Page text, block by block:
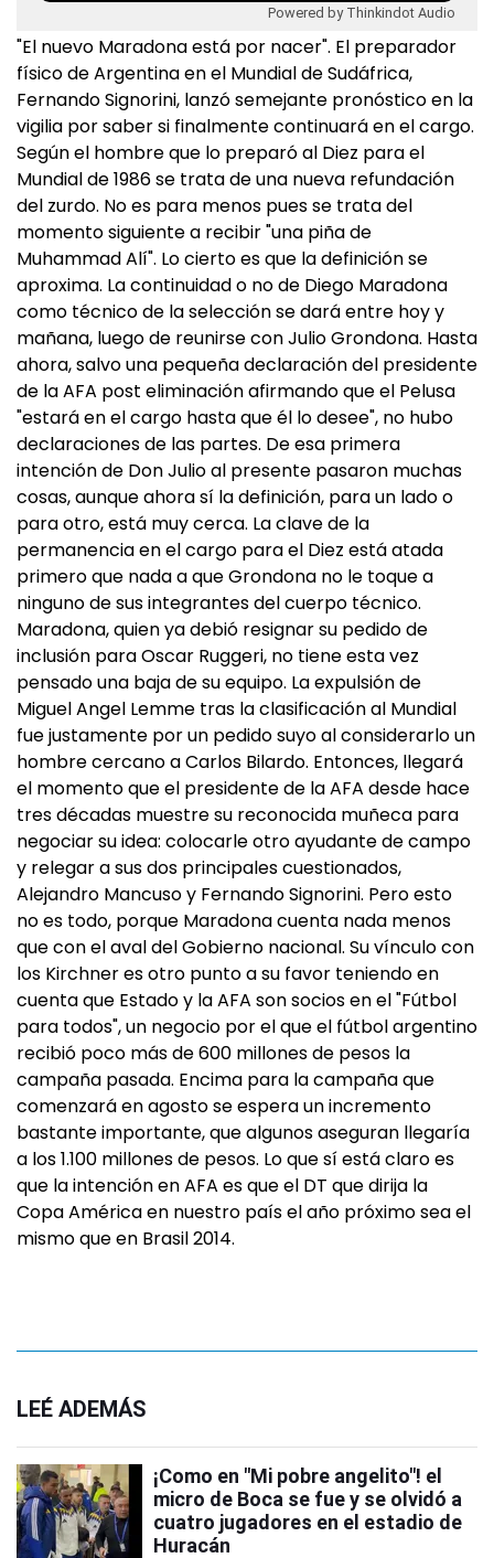
Powered by Thinkindot Audio
"El nuevo Maradona está por nacer". El preparador
físico de Argentina en el Mundial de Sudáfrica,
Fernando Signorini, lanzó semejante pronóstico en la
vigilia por saber si finalmente continuará en el cargo.
Según el hombre que lo preparó al Diez para el
Mundial de 1986 se trata de una nueva refundación
del zurdo. No es para menos pues se trata del
momento siguiente a recibir "una piña de
Muhammad Alí". Lo cierto es que la definición se
aproxima. La continuidad o no de Diego Maradona
como técnico de la selección se dará entre hoy y
mañana, luego de reunirse con Julio Grondona. Hasta
ahora, salvo una pequeña declaración del presidente
de la AFA post eliminación afirmando que el Pelusa
"estará en el cargo hasta que él lo desee", no hubo
declaraciones de las partes. De esa primera
intención de Don Julio al presente pasaron muchas
cosas, aunque ahora sí la definición, para un lado o
para otro, está muy cerca. La clave de la
permanencia en el cargo para el Diez está atada
primero que nada a que Grondona no le toque a
ninguno de sus integrantes del cuerpo técnico.
Maradona, quien ya debió resignar su pedido de
inclusión para Oscar Ruggeri, no tiene esta vez
pensado una baja de su equipo. La expulsión de
Miguel Angel Lemme tras la clasificación al Mundial
fue justamente por un pedido suyo al considerarlo un
hombre cercano a Carlos Bilardo. Entonces, llegará
el momento que el presidente de la AFA desde hace
tres décadas muestre su reconocida muñeca para
negociar su idea: colocarle otro ayudante de campo
y relegar a sus dos principales cuestionados,
Alejandro Mancuso y Fernando Signorini. Pero esto
no es todo, porque Maradona cuenta nada menos
que con el aval del Gobierno nacional. Su vínculo con
los Kirchner es otro punto a su favor teniendo en
cuenta que Estado y la AFA son socios en el "Fútbol
para todos", un negocio por el que el fútbol argentino
recibió poco más de 600 millones de pesos la
campaña pasada. Encima para la campaña que
comenzará en agosto se espera un incremento
bastante importante, que algunos aseguran llegaría
a los 1.100 millones de pesos. Lo que sí está claro es
que la intención en AFA es que el DT que dirija la
Copa América en nuestro país el año próximo sea el
mismo que en Brasil 2014.
LEÉ ADEMÁS
¡Como en "Mi pobre angelito"! el
micro de Boca se fue y se olvidó a
cuatro jugadores en el estadio de
Huracán